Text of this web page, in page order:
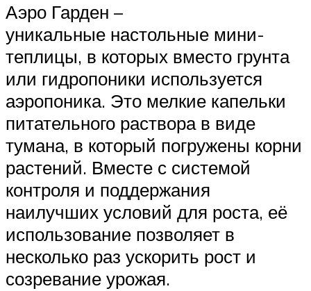
Аэро Гарден –
уникальные настольные мини-
теплицы, в которых вместо грунта
или гидропоники используется
аэропоника. Это мелкие капельки
питательного раствора в виде
тумана, в который погружены корни
растений. Вместе с системой
контроля и поддержания
наилучших условий для роста, её
использование позволяет в
несколько раз ускорить рост и
созревание урожая.